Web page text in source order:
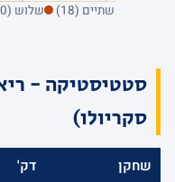
שתיים (18)
סטטיסטיקה -
סקריולו)
שחקן דק'